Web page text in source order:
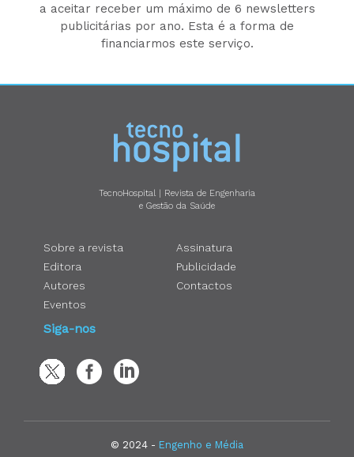
a aceitar receber um máximo de 6 newsletters
publicitárias por ano. Esta é a forma de
financiarmos este serviço.
TecnoHospital | Revista de Engenharia
e Gestão da Saúde
Sobre a revista
Editora
Autores
Eventos
Assinatura
Publicidade
Contactos
Siga-nos
© 2024 - Engenho e Média